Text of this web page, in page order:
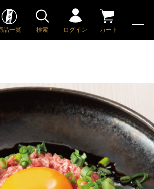
品一覧 検索 ログイン カート